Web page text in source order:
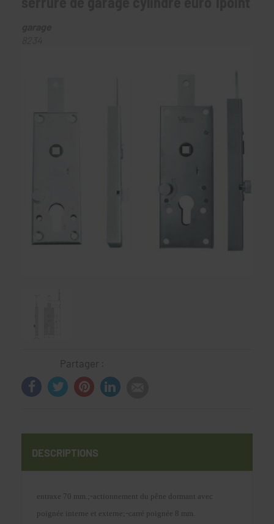
Partager :
DESCRIPTIONS
entraxe 70 mm.; - actionnement du pêne dormant avec
poignée interne et externe; -carré poignée 8 mm.